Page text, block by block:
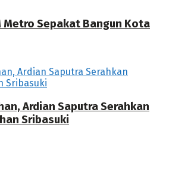
Metro Sepakat Bangun Kota
Ardian Saputra Serahkan
Sribasuki